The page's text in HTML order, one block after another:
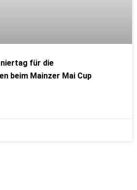
für die
beim Mainzer Mai Cup